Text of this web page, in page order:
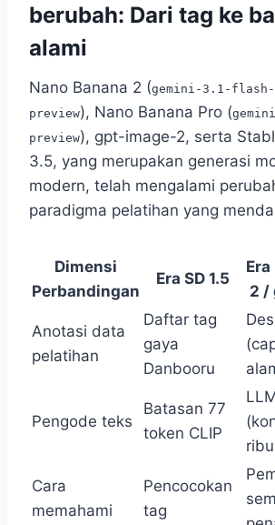
berubah: Dari tag ke
alami
Nano Banana 2 (gemini-3.1-flash-
preview), Nano Banana Pro (
preview), gpt-image-2, serta
3.5, yang merupakan generasi
modern, telah mengalami
paradigma pelatihan yang
Dimensi
Perbandingan
Era SD 1.5
2 /
Anotasi data
pelatihan
Daftar tag
gaya
Danbooru
Pengode teks
Batasan 77
token CLIP
Cara
memahami
Pencocokan
tag